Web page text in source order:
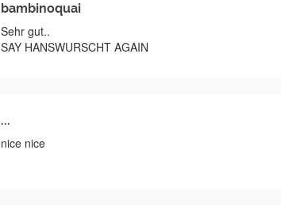
bambinoquai
Sehr gut..
SAY HANSWURSCHT AGAIN
...
nice nice